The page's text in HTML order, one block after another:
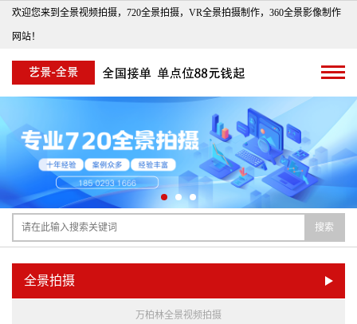
欢迎您来到全景视频拍摄，720全景拍摄，VR全景拍摄制作，360全景影像制作
网站！
搜索
全景拍摄
万柏林全景视频拍摄